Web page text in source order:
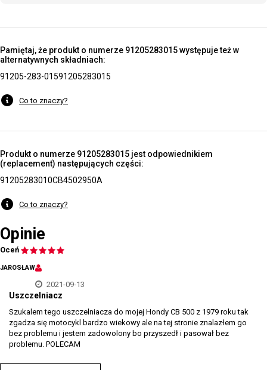
Pamiętaj, że produkt o numerze 91205283015 występuje też w
alternatywnych składniach:
91205-283-01591205283015
Co to znaczy?
Produkt o numerze 91205283015 jest odpowiednikiem
(replacement) następujących części:
91205283010CB4502950A
Co to znaczy?
Opinie
Oceń
JAROSŁAW
2021-09-13
Uszczelniacz
Szukalem tego uszczelniacza do mojej Hondy CB 500 z 1979 roku tak
zgadza się motocykl bardzo wiekowy ale na tej stronie znalazłem go
bez problemu i jestem zadowolony bo przyszedł i pasował bez
problemu. POLECAM